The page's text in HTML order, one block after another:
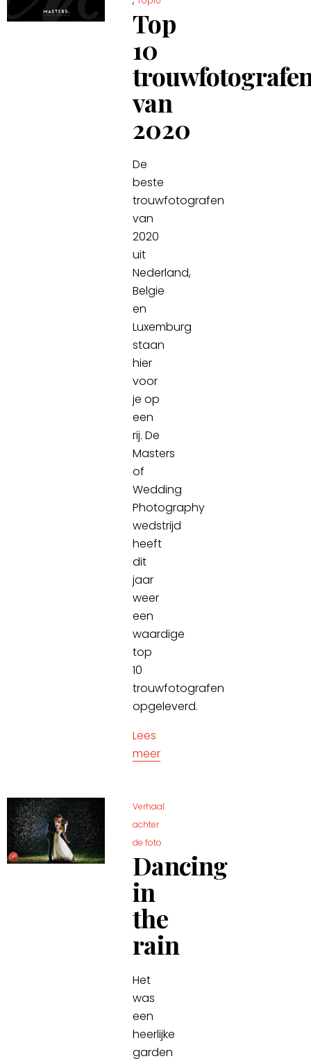
Top
10
van
2020
De
beste
trouwfotografen
van
2020
uit
Nederland,
Belgie
en
Luxemburg
staan
hier
voor
je op
een
rij. De
Masters
of
Wedding
Photography
wedstrijd
heeft
dit
jaar
weer
een
waardige
top
10
trouwfotografen
opgeleverd.
Lees
meer
Verhaal
achter
de foto
Dancing
in
the
rain
Het
was
een
heerlijke
garden